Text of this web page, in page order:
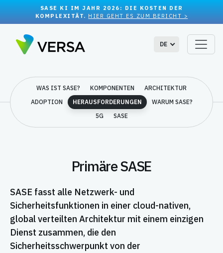
SASE KI IM JAHR 2026: DIE KOSTEN DER
KOMPLEXITÄT. HIER GEHT ES ZUM BERICHT >
DE
WAS IST SASE? KOMPONENTEN
ARCHITEKTUR
ADOPTION
HERAUSFORDERUNGEN
WARUM SASE?
5G
SASE
Primäre SASE
SASE fasst alle Netzwerk- und
Sicherheitsfunktionen in einer cloud-nativen,
global verteilten Architektur mit einem einzigen
Dienst zusammen, die den
Sicherheitsschwerpunkt von der